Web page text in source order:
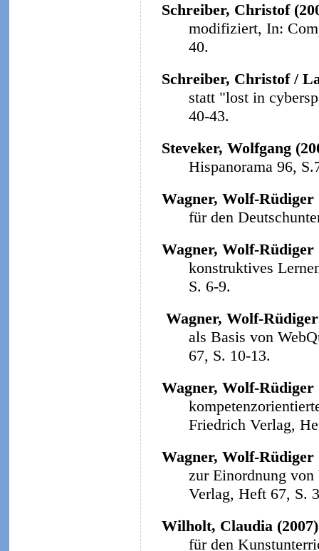
Schreiber, Christof
modifiziert, In:
40.
Schreiber, Christof /
statt "lost in
40-43.
Steveker, Wolfgang
Hispanorama 96,
Wagner, Wolf-
für den
Wagner, Wolf-Rüdiger
konstruktives
S. 6-9.
Wagner, Wolf-
als Basis von
67, S. 10-13.
Wagner, Wolf-
Friedrich Verlag,
Wagner, Wolf-
zur Einordnung
Verlag, Heft 67, S.
Wilholt, Claudia
für den